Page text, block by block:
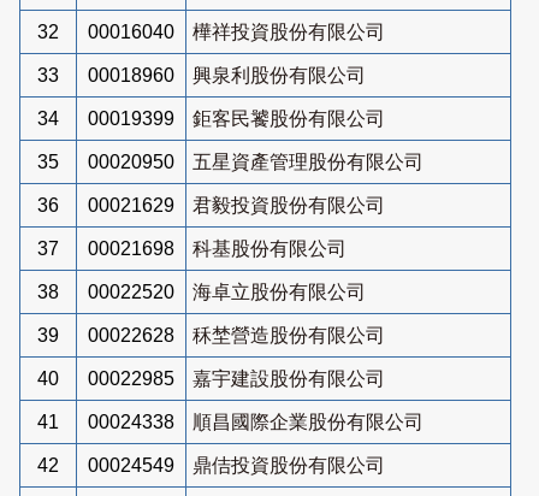
32 00016040 樺祥投資股份有限公司
33 00018960 興泉利股份有限公司
34 00019399 鉅客民饕股份有限公司
35 00020950 五星資產管理股份有限公司
36 00021629 君毅投資股份有限公司
37 00021698 科基股份有限公司
38 00022520 海卓立股份有限公司
39 00022628 秝埜營造股份有限公司
40 00022985 嘉宇建設股份有限公司
41 00024338 順昌國際企業股份有限公司
42 00024549 鼎佶投資股份有限公司